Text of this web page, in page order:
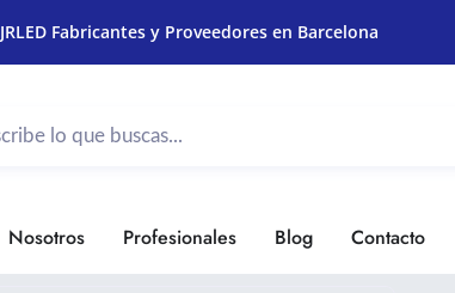
JRLED Fabricantes y Proveedores en Barcelona
Nosotros Profesionales Blog Contacto